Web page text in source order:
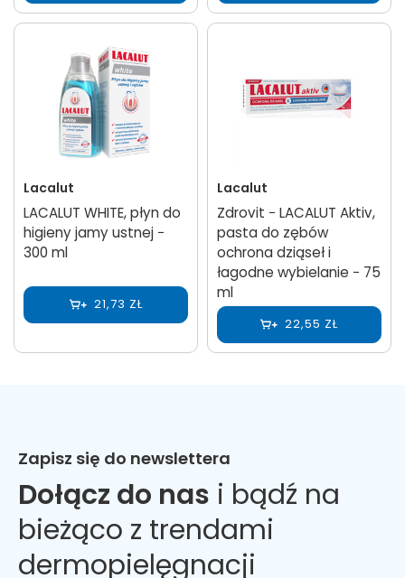
Lacalut
LACALUT WHITE, płyn do
higieny jamy ustnej −
300 ml
21,73 ZŁ
Lacalut
Zdrovit − LACALUT Aktiv,
pasta do zębów
ochrona dziąseł i
łagodne wybielanie − 75
ml
22,55 ZŁ
Zapisz się do newslettera
Dołącz do nas i bądź na
bieżąco z trendami
dermopielęgnacji